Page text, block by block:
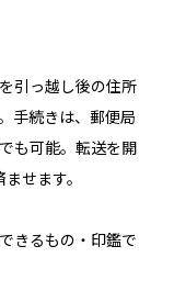
引っ越し後の住所
手続きは、郵便局
も可能。転送を開
せます。
きるもの・印鑑で